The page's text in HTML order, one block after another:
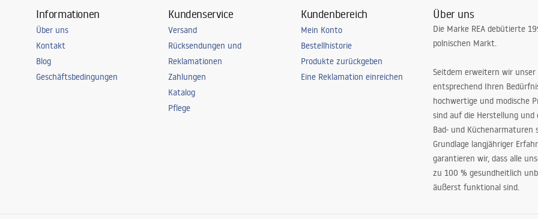
Informationen
Über uns
Kontakt
Blog
Geschäftsbedingungen
Kundenservice
Versand
Rücksendungen und
Reklamationen
Zahlungen
Katalog
Pflege
Kundenbereich
Mein Konto
Bestellhistorie
Produkte zurückgeben
Eine Reklamation einreichen
Über uns
Die Marke REA debütierte
polnischen Markt.
Seitdem erweitern wir unser
entsprechend Ihren
hochwertige und modische
sind auf die Herstellung
Bad- und Küchenarmaturen
Grundlage langjähriger
garantieren wir, dass alle
zu 100 % gesundheitlich
äußerst funktional sind.